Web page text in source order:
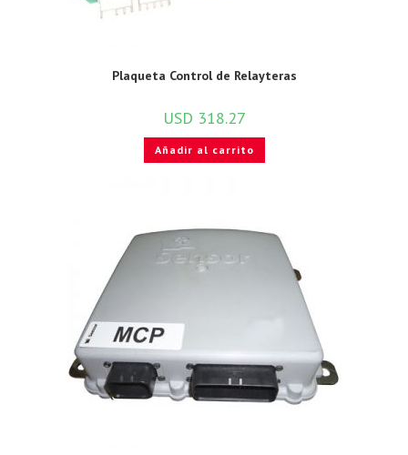
Plaqueta Control de Relayteras
USD 318.27
Añadir al carrito